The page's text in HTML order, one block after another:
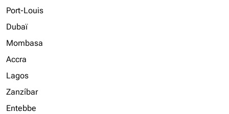
Port-Louis
Dubaï
Mombasa
Accra
Lagos
Zanzíbar
Entebbe